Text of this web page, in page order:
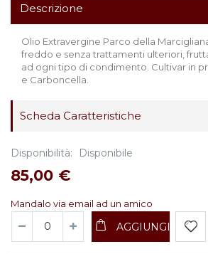
Descrizione
Olio Extravergine Parco della
freddo e senza trattamenti ulteriori,
ad ogni tipo di condimento. Cultivar in
e Carboncella.
Scheda Caratteristiche
Disponibilità: Disponibile
85,00 €
Mandalo via email ad un amico
AGGIUNGI